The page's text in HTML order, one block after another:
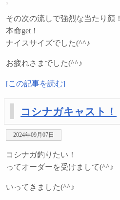
その次の流しで強烈な当たり顏！
本命get！
ナイスサイズでした(^^♪
お疲れさまでした(^^♪
[この記事を読む]
コシナガキャスト！
2024年09月07日
コシナガ釣りたい！
ってオーダーを受けまして(^^♪
いってきました(^^♪